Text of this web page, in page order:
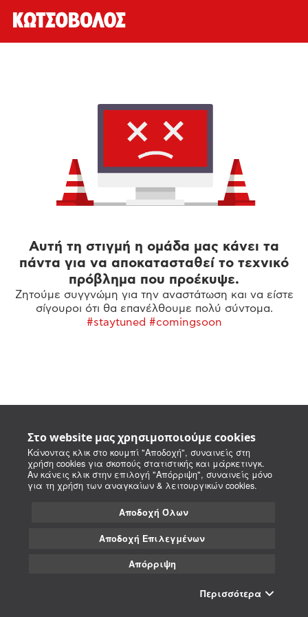
Στο website μας χρησιμοποιούμε cookies
Κάνοντας κλικ στο κουμπί "Αποδοχή", συναινείς στη
χρήση cookies για σκοπούς στατιστικής και μάρκετινγκ.
Αν κάνεις κλικ στην επιλογή "Απόρριψη", συναινείς μόνο
για τη χρήση των αναγκαίων & λειτουργικών cookies.
Αποδοχή Όλων
Αποδοχή Επιλεγμένων
Απόρριψη
Περισσότερα
Αυτή τη στιγμή η ομάδα μας κάνει τα
πάντα για να αποκατασταθεί το τεχνικό
πρόβλημα που προέκυψε.
Ζητούμε συγγνώμη για την αναστάτωση και να είστε
σίγουροι ότι θα επανέλθουμε πολύ σύντομα.
#staytuned #comingsoon